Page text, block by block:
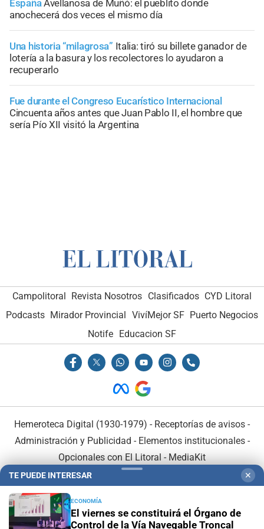
EspañaAvellanosa de Muñó: el pueblito donde
anochecerá dos veces el mismo día
Una historia “milagrosa” Italia: tiró su billete ganador de
lotería a la basura y los recolectores lo ayudaron a
recuperarlo
Fue durante el Congreso Eucarístico Internacional
Cincuenta años antes que Juan Pablo II, el hombre que
sería Pío XII visitó la Argentina
Campolitoral Revista Nosotros Clasificados CYD Litoral
Podcasts Mirador Provincial VivíMejor SF Puerto Negocios
Notife Educacion SF
Hemeroteca Digital (1930-1979) - Receptorías de avisos -
Administración y Publicidad - Elementos institucionales-
Opcionales con El Litoral - MediaKit
TE PUEDE INTERESAR ✕
ECONOMÍA
El viernes se constituirá el Órgano de
Control de la Vía Navegable Troncal